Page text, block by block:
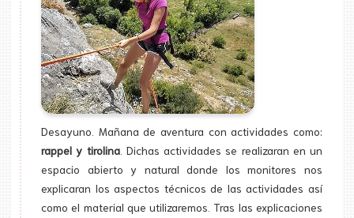
Desayuno. Mañana de aventura con actividades como:
rappel y tirolina. Dichas actividades se realizaran en un
espacio abierto y natural donde los monitores nos
explicaran los aspectos técnicos de las actividades así
como el material que utilizaremos. Tras las explicaciones